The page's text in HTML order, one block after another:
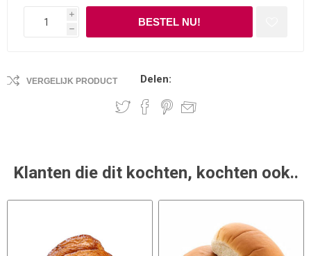
VERGELIJK PRODUCT
i
h
Delen:
Klanten die dit kochten, kochten ook..